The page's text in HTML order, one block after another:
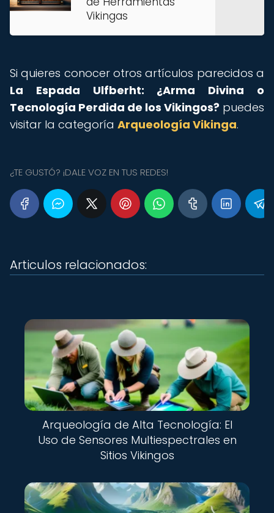
Vikingas
Si quieres conocer otros artículos parecidos a
La Espada Ulfberht: ¿Arma Divina o
Tecnología Perdida de los Vikingos? puedes
visitar la categoría Arqueología Vikinga.
¿TE GUSTÓ? ¡DALE VOZ EN TUS REDES!
Articulos relacionados:
Arqueología de Alta Tecnología: El
Uso de Sensores Multiespectrales en
Sitios Vikingos